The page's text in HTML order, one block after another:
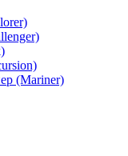
(Mariner)